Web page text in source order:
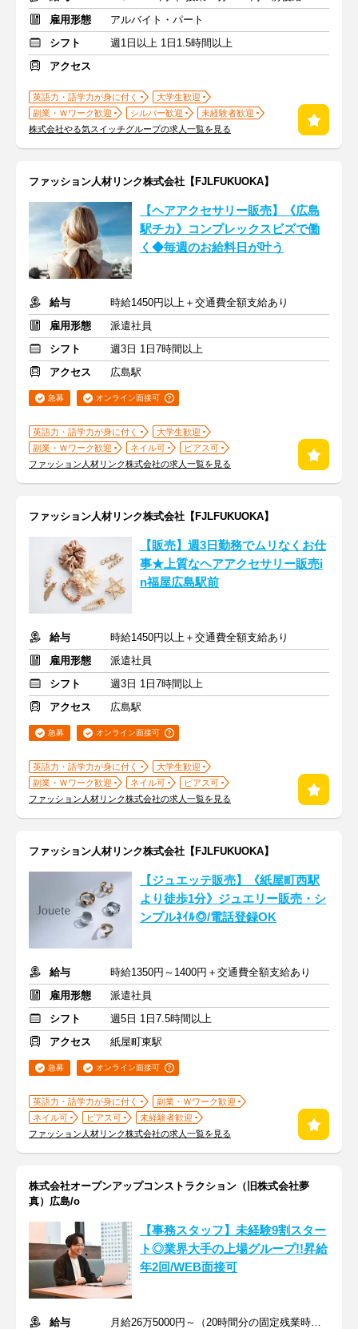
雇用形態
アルバイト・パート
シフト
週1日以上 1日1.5時間以上
アクセス
英語力・語学力が身に付く
大学生歓迎
副業・Ｗワーク歓迎
シルバー歓迎
未経験者歓迎
株式会社やる気スイッチグループの求人一覧を見る
ファッション人材リンク株式会社【FJLFUKUOKA】
【ヘアアクセサリー販売】《広島
駅チカ》コンプレックスビズで働
く◆毎週のお給料日が叶う
給与
時給1450円以上＋交通費全額支給あり
雇用形態
派遣社員
シフト
週3日 1日7時間以上
アクセス
広島駅
急募 オンライン面接可
英語力・語学力が身に付く
大学生歓迎
副業・Ｗワーク歓迎
ネイル可
ピアス可
ファッション人材リンク株式会社の求人一覧を見る
ファッション人材リンク株式会社【FJLFUKUOKA】
【販売】週3日勤務でムリなくお仕
事★上質なヘアアクセサリー販売i
n福屋広島駅前
給与
時給1450円以上＋交通費全額支給あり
雇用形態
派遣社員
シフト
週3日 1日7時間以上
アクセス
広島駅
急募 オンライン面接可
英語力・語学力が身に付く
大学生歓迎
副業・Ｗワーク歓迎
ネイル可
ピアス可
ファッション人材リンク株式会社の求人一覧を見る
ファッション人材リンク株式会社【FJLFUKUOKA】
【ジュエッテ販売】《紙屋町西駅
より徒歩1分》ジュエリー販売・シ
ンプルﾈｲﾙ◎/電話登録OK
給与
時給1350円～1400円＋交通費全額支給あり
雇用形態
派遣社員
シフト
週5日 1日7.5時間以上
アクセス
紙屋町東駅
急募 オンライン面接可
英語力・語学力が身に付く
副業・Ｗワーク歓迎
ネイル可
ピアス可
未経験者歓迎
ファッション人材リンク株式会社の求人一覧を見る
株式会社オープンアップコンストラクション（旧株式会社夢
真）広島/o
【事務スタッフ】未経験9割スター
ト◎業界大手の上場グループ!!昇給
年2回/WEB面接可
給与
月給26万5000円～（20時間分の固定残業時間代を含む）